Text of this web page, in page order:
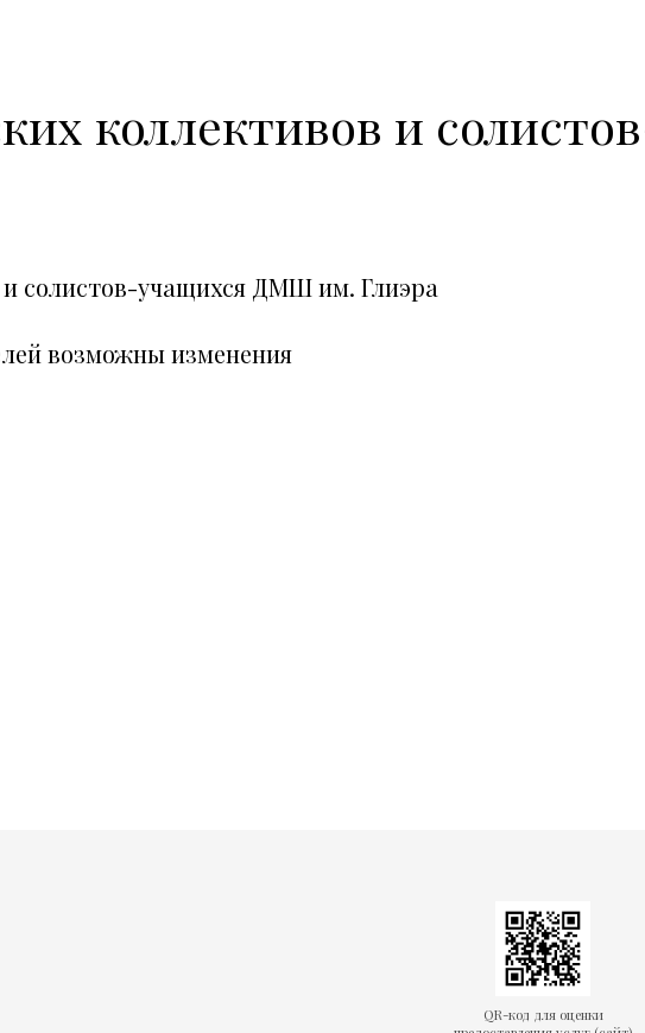
коллективов и
и солистов-учащихся ДМШ им. Глиэра
возможны изменения
QR-код для оценки